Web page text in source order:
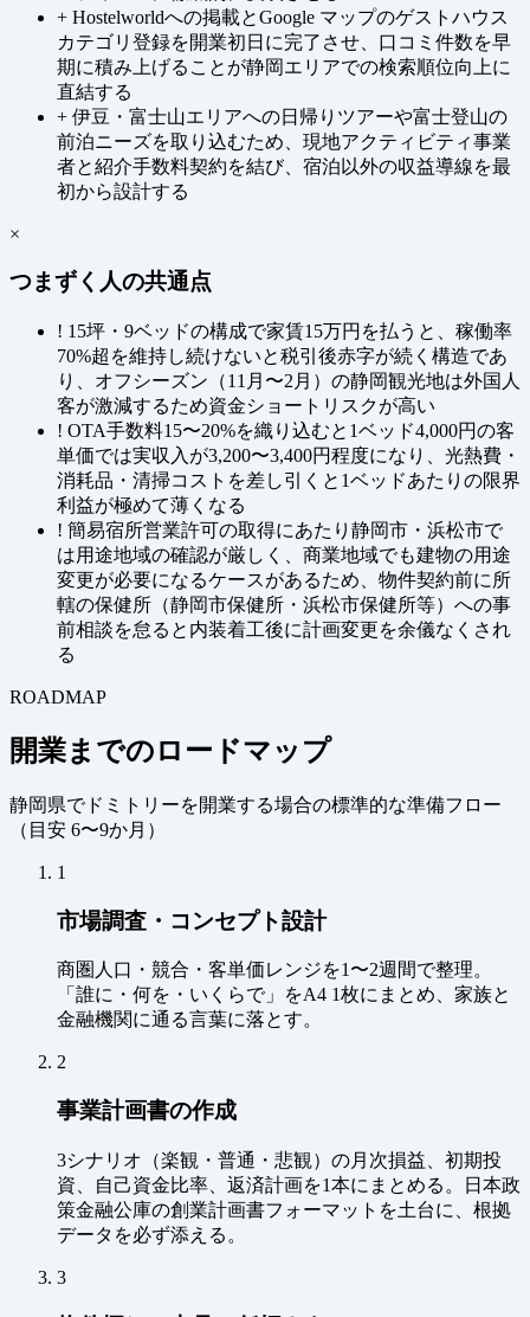
+ Hostelworldへの掲載とGoogle マップのゲストハウス
カテゴリ登録を開業初日に完了させ、口コミ件数を早
期に積み上げることが静岡エリアでの検索順位向上に
直結する
+ 伊豆・富士山エリアへの日帰りツアーや富士登山の
前泊ニーズを取り込むため、現地アクティビティ事業
者と紹介手数料契約を結び、宿泊以外の収益導線を最
初から設計する
×
つまずく人の共通点
! 15坪・9ベッドの構成で家賃15万円を払うと、稼働率
70%超を維持し続けないと税引後赤字が続く構造であ
り、オフシーズン（11月〜2月）の静岡観光地は外国人
客が激減するため資金ショートリスクが高い
! OTA手数料15〜20%を織り込むと1ベッド4,000円の客
単価では実収入が3,200〜3,400円程度になり、光熱費・
消耗品・清掃コストを差し引くと1ベッドあたりの限界
利益が極めて薄くなる
! 簡易宿所営業許可の取得にあたり静岡市・浜松市で
は用途地域の確認が厳しく、商業地域でも建物の用途
変更が必要になるケースがあるため、物件契約前に所
轄の保健所（静岡市保健所・浜松市保健所等）への事
前相談を怠ると内装着工後に計画変更を余儀なくされ
る
ROADMAP
開業までのロードマップ
静岡県でドミトリーを開業する場合の標準的な準備フロー
（ 目安 6〜9か月 ）
1
市場調査・コンセプト設計
商圏人口・競合・客単価レンジを1〜2週間で整理。
「誰に・何を・いくらで」をA4 1枚にまとめ、家族と
金融機関に通る言葉に落とす。
2
事業計画書の作成
3シナリオ（楽観・普通・悲観）の月次損益、初期投
資、自己資金比率、返済計画を1本にまとめる。日本政
策金融公庫の創業計画書フォーマットを土台に、根拠
データを必ず添える。
3